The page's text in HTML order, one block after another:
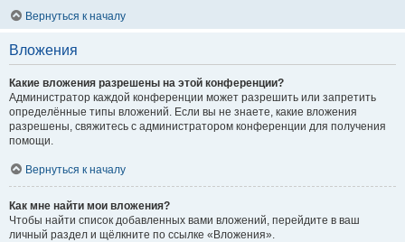
Вернуться к началу
Вложения
Какие вложения разрешены на этой конференции?
Администратор каждой конференции может разрешить или запретить
определённые типы вложений. Если вы не знаете, какие вложения
разрешены, свяжитесь с администратором конференции для получения
помощи.
Вернуться к началу
Как мне найти мои вложения?
Чтобы найти список добавленных вами вложений, перейдите в ваш
личный раздел и щёлкните по ссылке «Вложения».